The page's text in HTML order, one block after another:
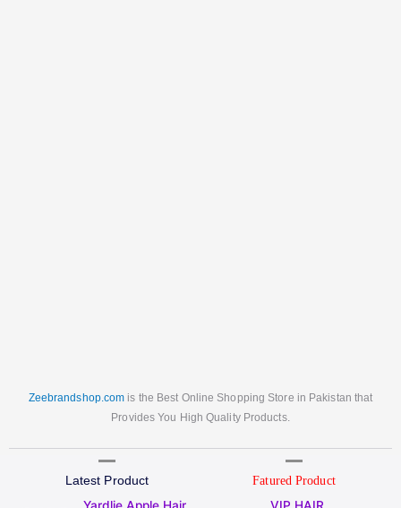
Zeebrandshop.com is the Best Online Shopping Store in Pakistan that
Provides You High Quality Products.
Latest Product
Yardlie Apple Hair
Original
Current
Fatured Product
VIP HAIR